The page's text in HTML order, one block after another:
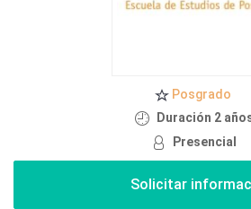
Posgrado
Duración 2
Presencial